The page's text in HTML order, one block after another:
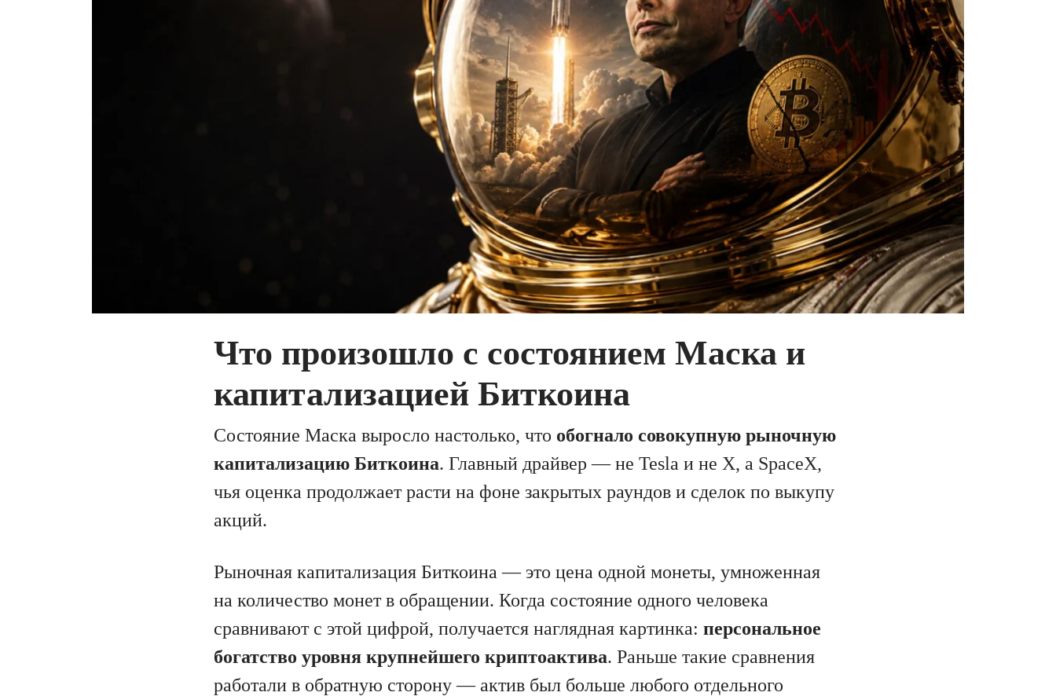
Что произошло с состоянием Маска и
капитализацией Биткоина
Состояние Маска выросло настолько, что обогнало совокупную рыночную
капитализацию Биткоина. Главный драйвер — не Tesla и не X, а SpaceX,
чья оценка продолжает расти на фоне закрытых раундов и сделок по выкупу
акций.
Рыночная капитализация Биткоина — это цена одной монеты, умноженная
на количество монет в обращении. Когда состояние одного человека
сравнивают с этой цифрой, получается наглядная картинка: персональное
богатство уровня крупнейшего криптоактива. Раньше такие сравнения
работали в обратную сторону — актив был больше любого отдельного